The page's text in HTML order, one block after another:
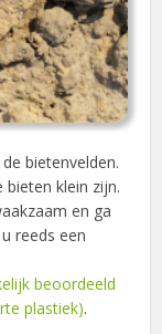
bietenvelden.
bieten klein zijn.
en ga
reeds een
beoordeeld
plastiek).